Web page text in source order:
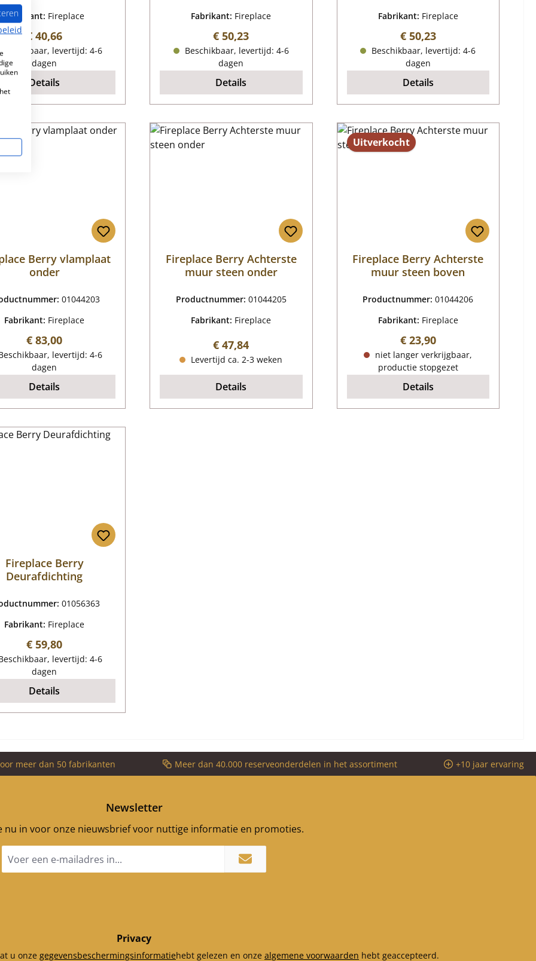
Fabrikant: Fireplace
Normale prijs:
€ 40,66
levertijd: 4-6
dagen
Details
Fabrikant: Fireplace
Normale prijs:
€ 50,23
Beschikbaar, levertijd: 4-6
dagen
Details
Fabrikant: Fireplace
Normale prijs:
€ 50,23
Beschikbaar, levertijd: 4-6
dagen
Details
Berry vlamplaat
onder
01044203
Fabrikant: Fireplace
Normale prijs:
€ 83,00
levertijd: 4-6
dagen
Details
Fireplace Berry Achterste
muur steen onder
Productnummer: 01044205
Fabrikant: Fireplace
Normale prijs:
€ 47,84
Levertijd ca. 2-3 weken
Details
Uitverkocht
Fireplace Berry Achterste
muur steen boven
Productnummer:01044206
Fabrikant: Fireplace
Normale prijs:
€ 23,90
niet langer verkrijgbaar,
productie stopgezet
Details
Fireplace Berry
Deurafdichting
01056363
Fabrikant: Fireplace
Normale prijs:
€ 59,80
levertijd: 4-6
dagen
Details
meer dan 50 fabrikanten Meer dan 40.000 reserveonderdelen in het assortiment +10 jaar ervaring
Newsletter
nu in voor onze nieuwsbrief voor nuttige informatie en promoties.
mailadres
Privacy
u onze gegevensbeschermingsinformatiehebt gelezen en onze algemene voorwaarden hebt geaccepteerd.